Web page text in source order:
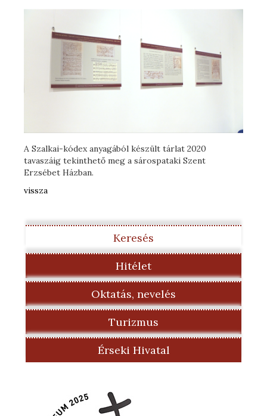
A Szalkai-kódex anyagából készült tárlat 2020
tavaszáig tekinthető meg a sárospataki Szent
Erzsébet Házban.
vissza
Keresés
Hitélet
Oktatás, nevelés
Turizmus
Érseki Hivatal